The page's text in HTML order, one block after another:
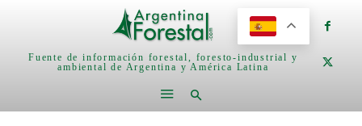
Fuente de información forestal, foresto-industrial y
ambiental de Argentina y América Latina